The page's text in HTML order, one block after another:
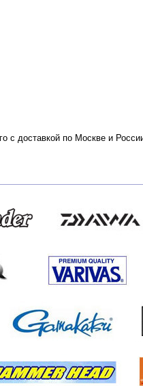
с доставкой по Москве и